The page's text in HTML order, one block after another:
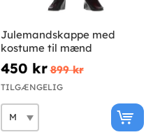
Julemandskappe med
kostume til mænd
450 kr 899 kr
TILGÆNGELIG